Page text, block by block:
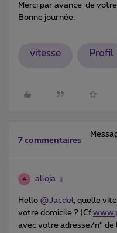
Merci par avance de votre
Bonne journée.
vitesse Profil
7 commentaires
A alloja
Hello @Jacdel, quelle
votre domicile ? (Cf
avec votre adresse/n° de